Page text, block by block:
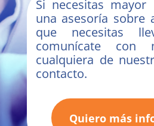
Si necesitas
una asesoría sobre
que necesitas
comunícate con
cualquiera de
contacto.
Quiero más